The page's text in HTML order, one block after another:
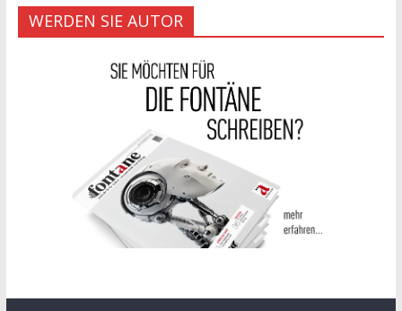
WERDEN SIE AUTOR